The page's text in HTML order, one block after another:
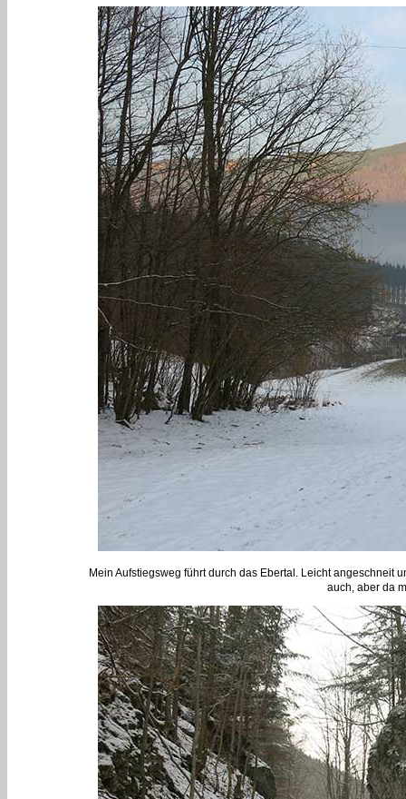
Mein Aufstiegsweg führt durch das Ebertal. Leicht angeschneit
auch, aber da